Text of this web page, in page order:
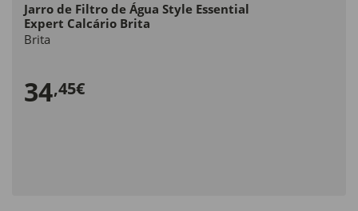
Jarro de Filtro de Água Style Essential
Expert Calcário Brita
Brita
34,45€